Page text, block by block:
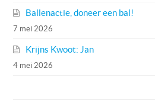
Ballenactie, doneer een bal!
7 mei 2026
Krijns Kwoot: Jan
4 mei 2026